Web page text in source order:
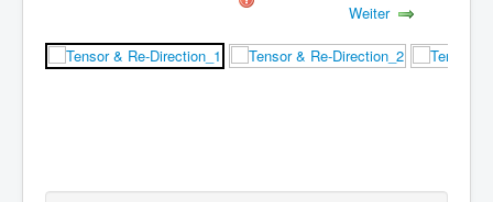
Weiter